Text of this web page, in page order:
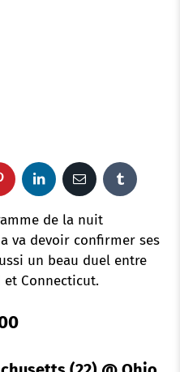
P
n
t
e
i
n
k
E
m
a
i
m
de la nuit
va devoir confirmer ses
un beau duel entre
et Connecticut.